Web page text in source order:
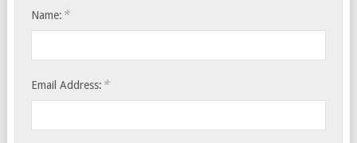
Name: *
Email Address: *